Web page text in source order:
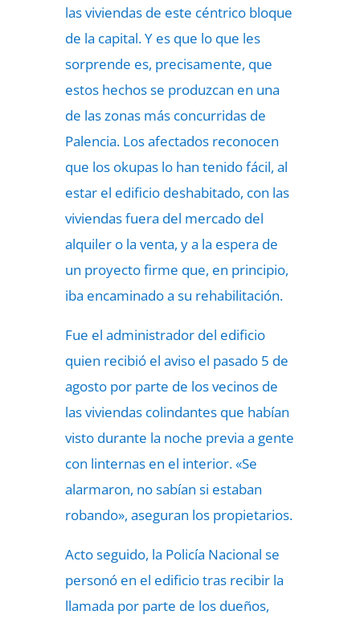
las viviendas de este céntrico bloque
de la capital. Y es que lo que les
sorprende es, precisamente, que
estos hechos se produzcan en una
de las zonas más concurridas de
Palencia. Los afectados reconocen
que los okupas lo han tenido fácil, al
estar el edificio deshabitado, con las
viviendas fuera del mercado del
alquiler o la venta, y a la espera de
un proyecto firme que, en principio,
iba encaminado a su rehabilitación.
Fue el administrador del edificio
quien recibió el aviso el pasado 5 de
agosto por parte de los vecinos de
las viviendas colindantes que habían
visto durante la noche previa a gente
con linternas en el interior. «Se
alarmaron, no sabían si estaban
robando», aseguran los propietarios.
Acto seguido, la Policía Nacional se
personó en el edificio tras recibir la
llamada por parte de los dueños,